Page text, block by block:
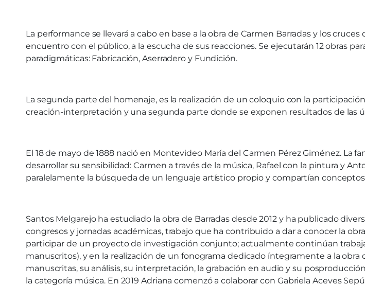
La performance se llevará a cabo en base a la obra de Carmen Barradas y los
encuentro con el público, a la escucha de sus reacciones. Se ejecutarán 12 obras
paradigmáticas: Fabricación, Aserradero y Fundición.
La segunda parte del homenaje, es la realización de un coloquio con la
creación-interpretación y una segunda parte donde se exponen resultados de las
El 18 de mayo de 1888 nació en Montevideo María del Carmen Pérez Giménez. La
desarrollar su sensibilidad: Carmen a través de la música, Rafael con la pintura y
paralelamente la búsqueda de un lenguaje artístico propio y compartían
Santos Melgarejo ha estudiado la obra de Barradas desde 2012 y ha publicado
congresos y jornadas académicas, trabajo que ha contribuido a dar a conocer la
participar de un proyecto de investigación conjunto; actualmente continúan
manuscritos), y en la realización de un fonograma dedicado íntegramente a la
manuscritas, su análisis, su interpretación, la grabación en audio y su
la categoría música. En 2019 Adriana comenzó a colaborar con Gabriela Aceves